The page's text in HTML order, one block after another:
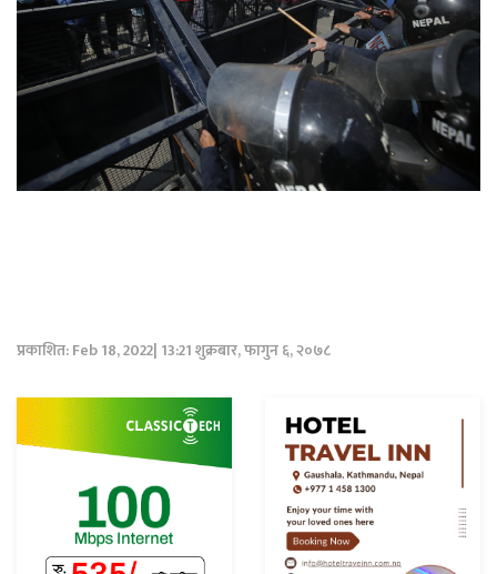
प्रकाशित: Feb 18, 2022| 13:21 शुक्रबार, फागुन ६, २०७८